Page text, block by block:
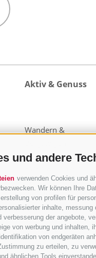
und andere
verwenden Cookies und
Wir können Ihre
von profilen für
inhalte,
der angebote,
von werbung und
von endgeräten
zu erteilen, zu
ähnlichen Tools
Aktiv & Genuss
Wandern &
Almen und Hütten
MTB & Bike
Wohlfühlen & Relax
Familienurlaub
Kultur & Sightseeing
Skiurlaub
Ski-Alpinismus